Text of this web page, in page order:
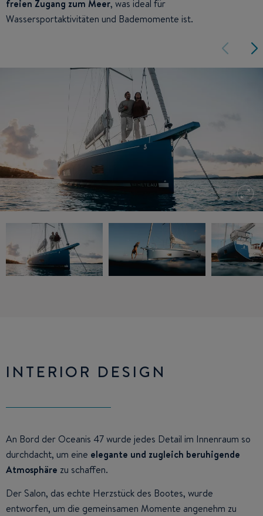
freien Zugang zum Meer, was ideal für
Wassersportaktivitäten und Bademomente ist.
INTERIOR DESIGN
An Bord der Oceanis 47 wurde jedes Detail im Innenraum so
durchdacht, um eine elegante und zugleich beruhigende
Atmosphäre zu schaffen.
Der Salon, das echte Herzstück des Bootes, wurde
entworfen, um die gemeinsamen Momente angenehm zu